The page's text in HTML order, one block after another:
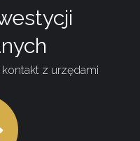
z urzędami